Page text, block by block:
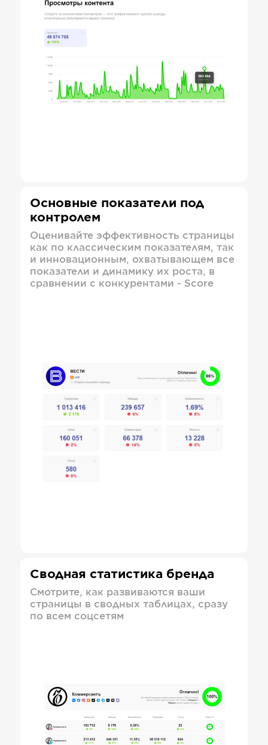
Основные показатели под
контролем
Оценивайте эффективность страницы
как по классическим показателям, так
и инновационным, охватывающем все
показатели и динамику их роста, в
сравнении с конкурентами - Score
Сводная статистика бренда
Смотрите, как развиваются ваши
страницы в сводных таблицах, сразу
по всем соцсетям